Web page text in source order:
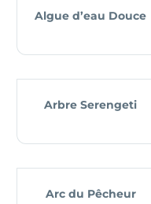
Algue d’eau Douce
Arbre Serengeti
Arc du Pêcheur